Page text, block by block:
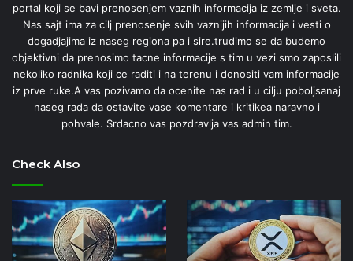
portal koji se bavi prenosenjem vaznih informacija iz zemlje i sveta.
Nas sajt ima za cilj prenosenje svih vaznijih informacija i vesti o
dogadjajima iz naseg regiona pa i sire.trudimo se da budemo
objektivni da prenosimo tacne informacije s tim u vezi smo zaposlili
nekoliko radnika koji ce raditi i na terenu i donositi vam informacije
iz prve ruke.A vas pozivamo da ocenite nas rad i u cilju poboljsanaj
naseg rada da ostavite vase komentare i kritikea naravno i
pohvale. Srdacno vas pozdravlja vas admin tim.
Check Also